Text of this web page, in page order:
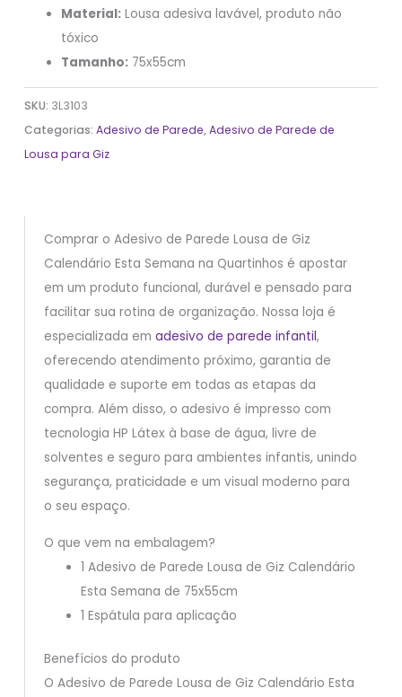
Material: Lousa adesiva lavável, produto não
tóxico
Tamanho: 75x55cm
SKU: 3L3103
Categorias:Adesivo de Parede,Adesivo de Parede de
Lousa para Giz
Comprar o Adesivo de Parede Lousa de Giz
Calendário Esta Semana na Quartinhos é apostar
em um produto funcional, durável e pensado para
facilitar sua rotina de organização. Nossa loja é
especializada em adesivo de parede infantil,
oferecendo atendimento próximo, garantia de
qualidade e suporte em todas as etapas da
compra. Além disso, o adesivo é impresso com
tecnologia HP Látex à base de água, livre de
solventes e seguro para ambientes infantis, unindo
segurança, praticidade e um visual moderno para
o seu espaço.
O que vem na embalagem?
1 Adesivo de Parede Lousa de Giz Calendário
Esta Semana de 75x55cm
1 Espátula para aplicação
Benefícios do produto
O Adesivo de Parede Lousa de Giz Calendário Esta